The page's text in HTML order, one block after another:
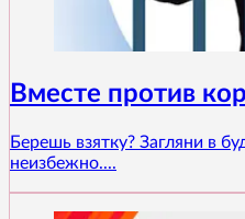
Вместе против
Берешь взятку? Загляни в
неизбежно....